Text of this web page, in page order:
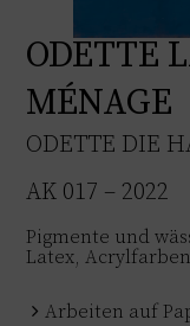
ODETTE
MÉNAGE
ODETTE DIE
AK 017 – 2022
Pigmente und
Latex,
Arbeiten auf